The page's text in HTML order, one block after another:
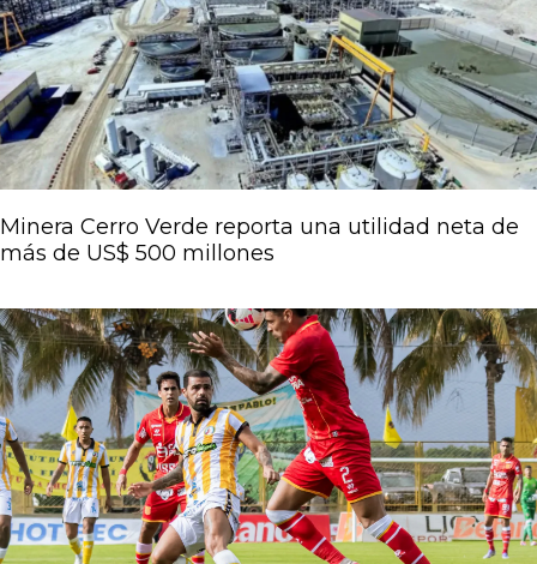
Minera Cerro Verde reporta una utilidad neta de
más de US$ 500 millones
Página
Página
Página
Página
Página